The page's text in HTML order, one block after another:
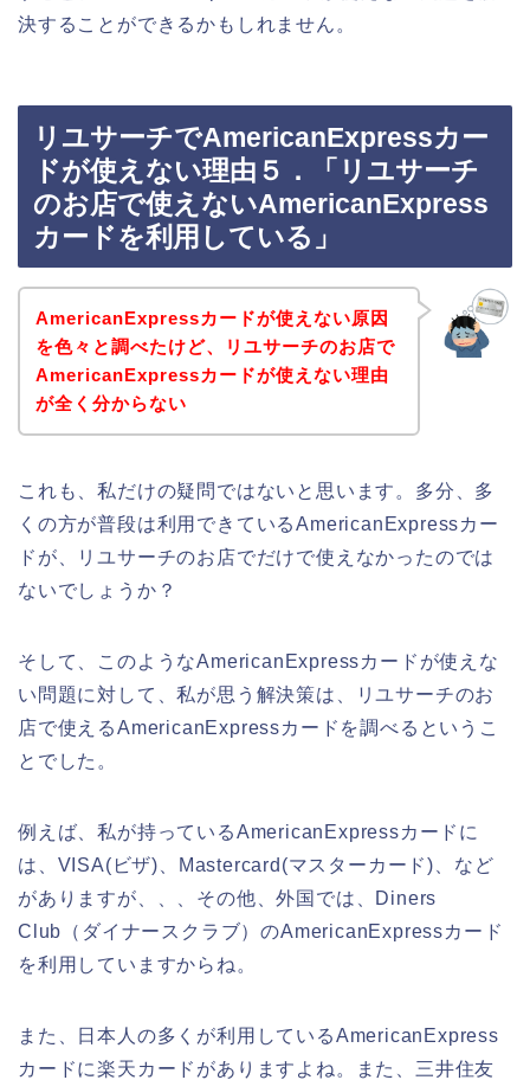
決することができるかもしれません。
リユサーチでAmericanExpressカー
ドが使えない理由５．「リユサーチ
のお店で使えないAmericanExpress
カードを利用している」
AmericanExpressカードが使えない原因
を色々と調べたけど、リユサーチのお店で
AmericanExpressカードが使えない理由
が全く分からない
これも、私だけの疑問ではないと思います。多分、多
くの方が普段は利用できているAmericanExpressカー
ドが、リユサーチのお店でだけで使えなかったのでは
ないでしょうか？
そして、このようなAmericanExpressカードが使えな
い問題に対して、私が思う解決策は、リユサーチのお
店で使えるAmericanExpressカードを調べるというこ
とでした。
例えば、私が持っているAmericanExpressカードに
は、VISA(ビザ)、Mastercard(マスターカード)、など
がありますが、、、その他、外国では、Diners
Club（ダイナースクラブ）のAmericanExpressカード
を利用していますからね。
また、日本人の多くが利用しているAmericanExpress
カードに楽天カードがありますよね。また、三井住友